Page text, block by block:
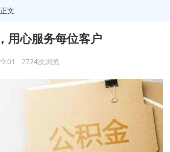
文
用心服务每位客户
2724次浏览